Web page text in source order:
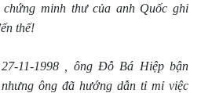
minh thư của anh Quốc ghi
thế!
11-1998 , ông Đỗ Bá Hiệp bận
ông đã hướng dẫn tỉ mỉ việc